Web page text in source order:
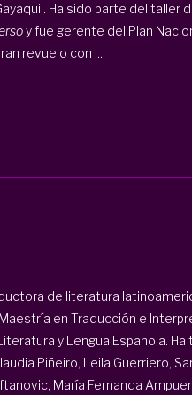
Ha sido parte del taller
y fue gerente del Plan
revuelo con ...
de literatura
en Traducción e
y Lengua Española.
Piñeiro, Leila Guerriero,
María Fernanda